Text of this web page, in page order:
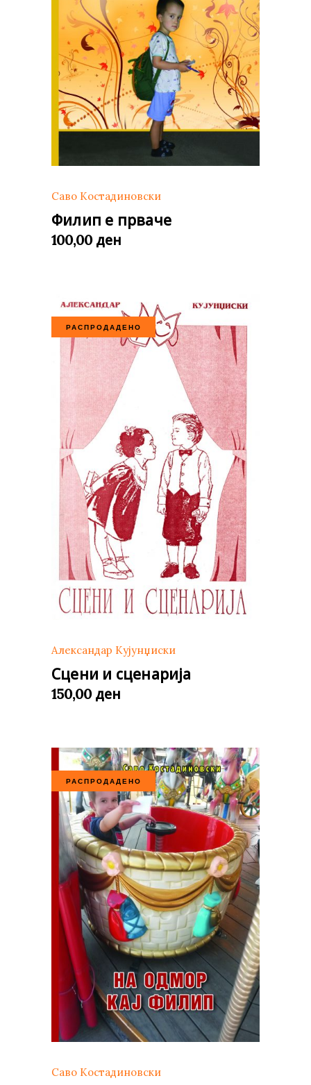
Саво Костадиновски
Филип е прваче
100,00 ден
РАСПРОДАДЕНО
Александар Кујунџиски
Сцени и сценарија
150,00 ден
РАСПРОДАДЕНО
Саво Костадиновски